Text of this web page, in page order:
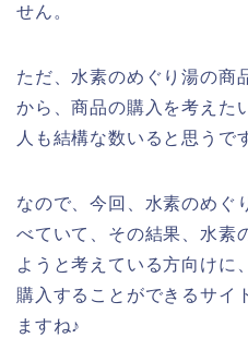
せん。
ただ、水素のめぐり湯の商
から、商品の購入を考えた
人も結構な数いると思うで
なので、今回、水素のめぐ
べていて、その結果、水素
ようと考えている方向けに
購入することができるサイ
ますね♪